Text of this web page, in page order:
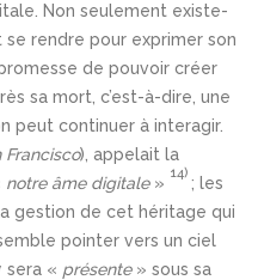
Non seulement existe-
rendre pour exprimer son
de pouvoir créer
sa mort, c’est-à-dire, une
peut continuer à interagir.
Francisco), appelait la
notre âme digitale »
14)
; les
gestion de cet héritage qui
pointer vers un ciel
sera « présente» sous sa